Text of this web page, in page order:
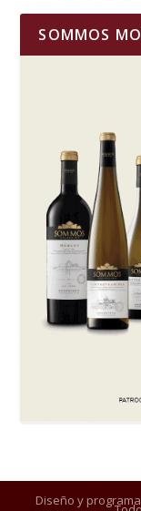
SOMMOS
Diseño y